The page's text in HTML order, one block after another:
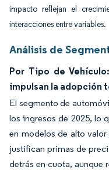
impacto reflejan el
interacciones entre variables.
Análisis de
Por Tipo de
impulsan la adopción
El segmento de
los ingresos de 2025, lo
en modelos de alto
justifican primas de
detrás en cuota, aunque